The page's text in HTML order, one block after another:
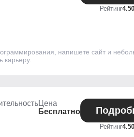
Рейтинг4.50
напишете сайт и
карьеру.
Цена
Бесплатно
Рейтинг4.50